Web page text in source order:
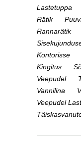
Lastetuppa
Rätik
Rannarätik
Kontorisse
Kingitus
Veepudel
Vannilina
Veepudel